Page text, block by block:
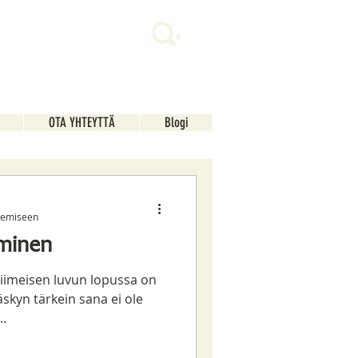
OTA YHTEYTTÄ Blogi
luvun lopussa on
tärkein sana ei ole